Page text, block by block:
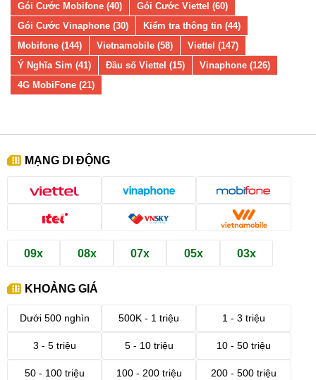
Gói Cước Mobifone (40)
Gói Cước Viettel (60)
Gói Cước Vinaphone (30)
Kiểm tra thông tin (44)
Mobifone (144)
Vietnamobile (58)
Viettel (147)
Ý Nghĩa Sim (41)
Đầu số Viettel (15)
Vinaphone (126)
4G MobiFone (21)
MẠNG DI ĐỘNG
09x 08x 07x 05x 03x
KHOẢNG GIÁ
Dưới 500 nghìn 500K - 1 triệu 1 - 3 triệu
3 - 5 triệu 5 - 10 triệu 10 - 50 triệu
50 - 100 triệu 100 - 200 triệu 200 - 500 triệu